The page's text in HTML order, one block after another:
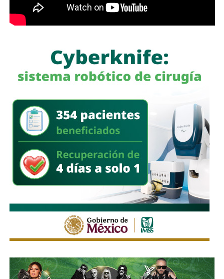
litros de petrolífero, una máquina asfaltadora,
generador eléctrico de diésel, una máquina
alrededor de 40 cinchos de seguridad para escotillas de
pipas, utilizados comúnmente en el transporte de
combustibles.
En un segundo cateo, realizado en la comunidad de
Laguna de San Vicente, también en territorio potosino, la
FGR aseguró otro inmueble donde presuntamente operaba
un centro de procesamiento ilegal de hidrocarburos.
Ahí fueron encontrados18 tanques verticales, dos líneas
completas de producción para hidrocarburos, alrededor de
40 mil litros de petróleo crudo y diésel, además de